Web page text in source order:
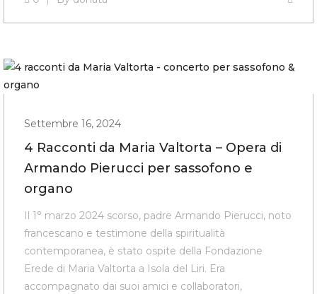
Settembre 16, 2024
4 Racconti da Maria Valtorta – Opera di
Armando Pierucci per sassofono e
organo
Il 1° marzo 2024 scorso, padre Armando Pierucci, noto
francescano e testimone della spiritualità
contemporanea, è stato ospite della Fondazione
Erede di Maria Valtorta a Isola del Liri. Era
accompagnato dai suoi amici e collaboratori,